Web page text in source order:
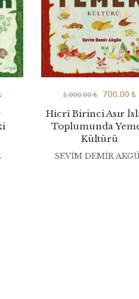
Hicrî Birinci Asır
Toplumunda
Kültürü
1,000.00₺ 700.00 ₺
SEVIM DEMIR